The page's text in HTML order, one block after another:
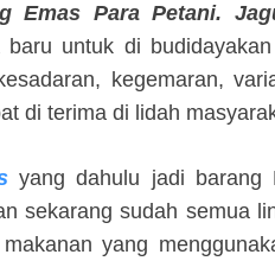
Emas Para Petani.
baru untuk di
kegemaran,
di terima di lidah
yang dahulu jadi barang
sekarang sudah semua
yang